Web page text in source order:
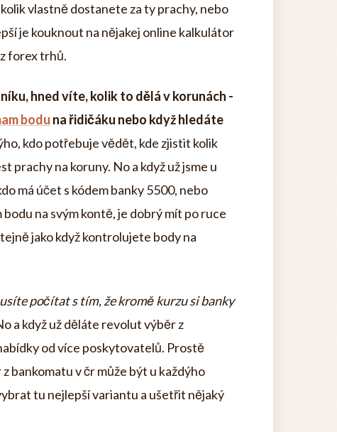
vlastně dostanete za ty prachy, nebo
je kouknout na nějakej online kalkulátor
forex trhů.
hned víte, kolik to dělá v korunách -
bodu na řidičáku nebo když hledáte
kdo potřebuje vědět, kde zjistit kolik
prachy na koruny. No a když už jsme u
má účet s kódem banky 5500, nebo
na svým kontě, je dobrý mít po ruce
jako když kontrolujete body na
počítat s tím, že kromě kurzu si banky
a když už děláte revolut výběr z
od více poskytovatelů. Prostě
bankomatu v čr může být u každýho
tu nejlepší variantu a ušetřit nějaký